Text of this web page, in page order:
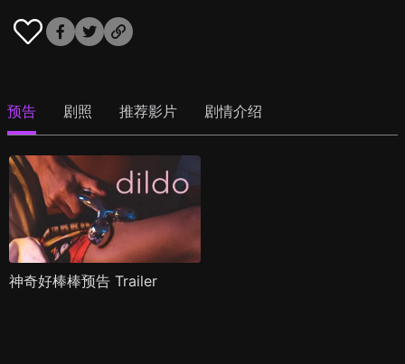
预告 剧照 推荐影片 剧情介绍
神奇好棒棒预告 Trailer